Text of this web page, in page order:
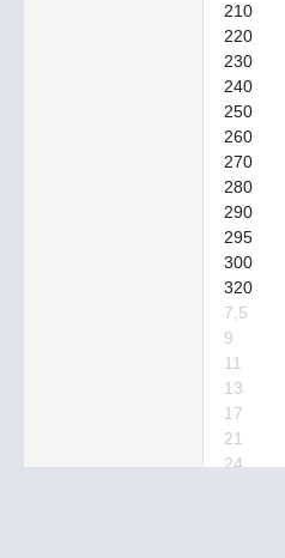
210
220
230
240
250
260
270
280
290
295
300
320
7,5
9
11
13
17
21
24